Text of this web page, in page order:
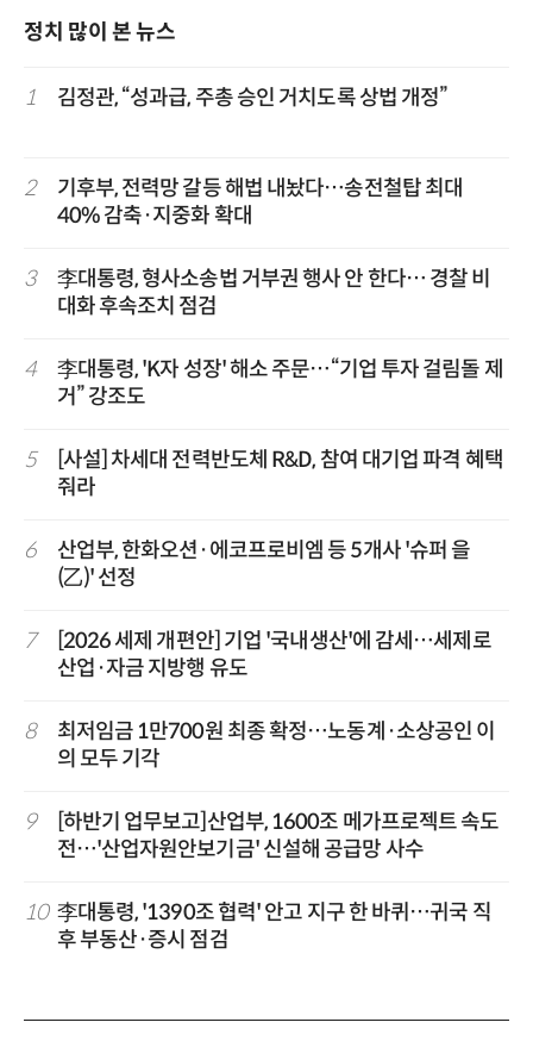
정치 많이 본 뉴스
1 김정관, “성과급, 주총 승인 거치도록 상법 개정”
2
기후부, 전력망 갈등 해법 내놨다…송전철탑 최대
40% 감축·지중화 확대
3
李대통령, 형사소송법 거부권 행사 안 한다… 경찰 비
대화 후속조치 점검
4
李대통령, 'K자 성장' 해소 주문…“기업 투자 걸림돌 제
거” 강조도
5
[사설] 차세대 전력반도체 R&D, 참여 대기업 파격 혜택
줘라
6
산업부, 한화오션·에코프로비엠 등 5개사 '슈퍼 을
(乙)' 선정
7
[2026 세제 개편안] 기업 '국내생산'에 감세…세제로
산업·자금 지방행 유도
8
최저임금 1만700원 최종 확정…노동계·소상공인 이
의 모두 기각
9
[하반기 업무보고]산업부, 1600조 메가프로젝트 속도
전…'산업자원안보기금' 신설해 공급망 사수
10 李대통령, '1390조 협력' 안고 지구 한 바퀴…귀국 직
후 부동산·증시 점검